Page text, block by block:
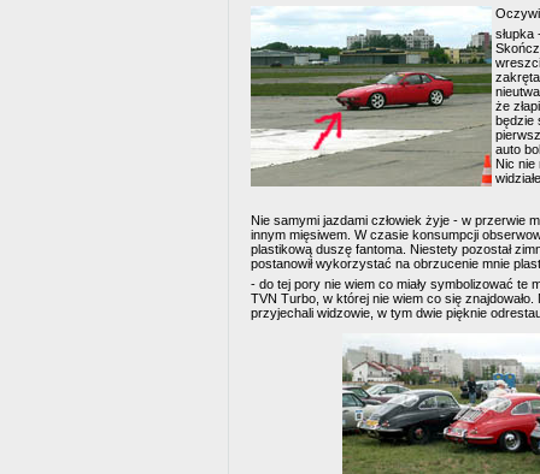
słupka
że
będzie
auto
Nic nie
Nie samymi jazdami człowiek żyje - w przerwie
innym mięsiwem. W czasie konsumpcji
plastikową duszę fantoma. Niestety pozostał
postanowił wykorzystać na obrzucenie mnie
- do tej pory nie wiem co miały symbolizować te
TVN Turbo, w której nie wiem co się
przyjechali widzowie, w tym dwie pięknie